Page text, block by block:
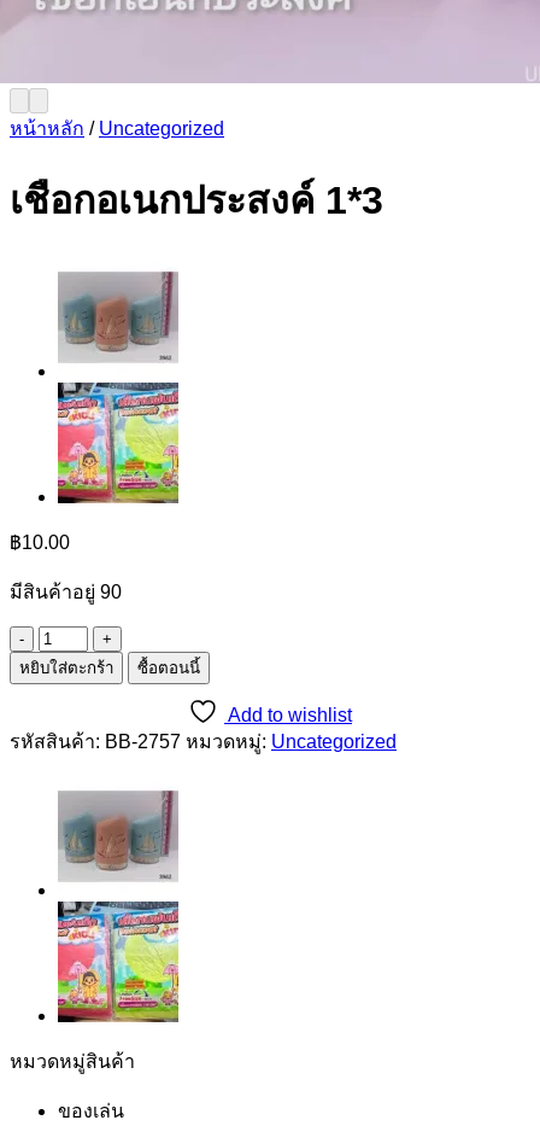
หน้าหลัก / Uncategorized
เชือกอเนกประสงค์ 1*3
฿10.00
มีสินค้าอยู่ 90
จำนวน
เชือก
ชิ้น
หยิบใส่ตะกร้า ซื้อตอนนี้
Add to wishlist
รหัสสินค้า: BB-2757 หมวดหมู่: Uncategorized
หมวดหมู่สินค้า
ของเล่น